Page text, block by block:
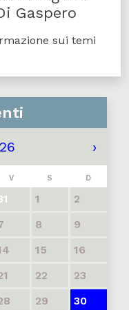
Gaspero
sui temi
›
V S D
1
2
8
9
15
16
22
23
29
30